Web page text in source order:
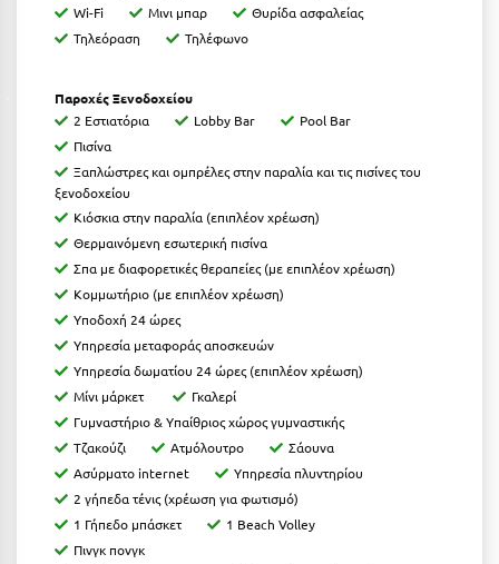
Κάσος
Καστοριά
Κατερίνη
Κέα - Τζιά
Κερατέα
Κέρκυρα
Κεφαλονιά
Κοζάνη
Κοκκώνι Κορινθίας
Κομοτηνή
Κόνιτσα
Κόρινθος
Wi-Fi
Μινι μπαρ
Θυρίδα ασφαλείας
Τηλεόραση
Τηλέφωνο
Παροχές Ξενοδοχείου
2 Εστιατόρια
Lobby Bar
Pool Bar
Πισίνα
Ξαπλώστρες και ομπρέλες στην παραλία και τις πισίνες του
ξενοδοχείου
Κιόσκια στην παραλία (επιπλέον χρέωση)
Θερμαινόμενη εσωτερική πισίνα
Σπα με διαφορετικές θεραπείες (με επιπλέον χρέωση)
Κομμωτήριο (με επιπλέον χρέωση)
Υποδοχή 24 ώρες
Υπηρεσία μεταφοράς αποσκευών
Υπηρεσία δωματίου 24 ώρες (επιπλέον χρέωση)
Μίνι μάρκετ
Γκαλερί
Γυμναστήριο & Υπαίθριος χώρος γυμναστικής
Τζακούζι
Ατμόλουτρο
Σάουνα
Ασύρματο internet
Υπηρεσία πλυντηρίου
2 γήπεδα τένις (χρέωση για φωτισμό)
1 Γήπεδο μπάσκετ
1 Beach Volley
Πινγκ πονγκ